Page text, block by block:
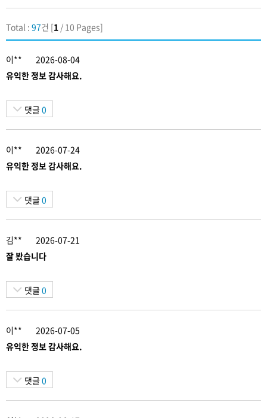
Total : 97건 [1 / 10 Pages]
이**
2026-08-04
유익한 정보 감사해요.
댓글 0
이**
2026-07-24
유익한 정보 감사해요.
댓글 0
김**
2026-07-21
잘 봤습니다
댓글 0
이**
2026-07-05
유익한 정보 감사해요.
댓글 0